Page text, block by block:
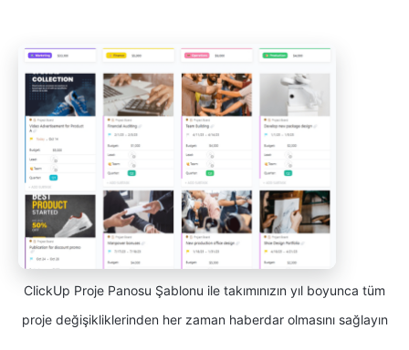
ClickUp Proje Panosu Şablonu ile takımınızın yıl boyunca tüm
proje değişikliklerinden her zaman haberdar olmasını sağlayın